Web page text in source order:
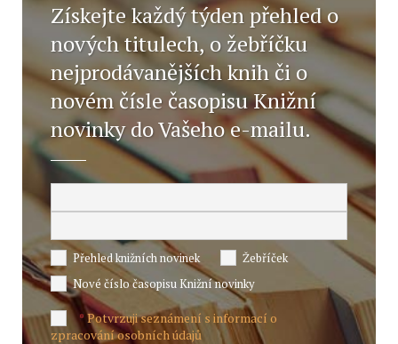
Získejte každý týden přehled o
nových titulech, o žebříčku
nejprodávanějších knih či o
novém čísle časopisu Knižní
novinky do Vašeho e-mailu.
Přehled knižních novinek
Žebříček
Nové číslo časopisu Knižní novinky
*Potvrzuji seznámení s informací o
zpracování osobních údajů